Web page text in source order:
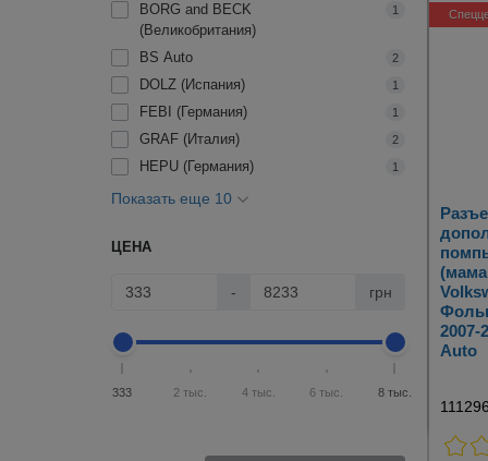
BORG and BECK
(Великобритания)
1
BS Auto 2
DOLZ (Испания) 1
FEBI (Германия) 1
GRAF (Италия) 2
HEPU (Германия) 1
Показать еще 10
ЦЕНА
- грн
333 2 тыс. 4 тыс. 6 тыс. 8 тыс.
2007-
Auto
111296